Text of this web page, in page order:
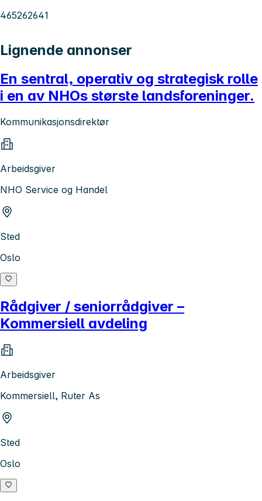
465262641
Lignende annonser
En sentral, operativ og strategisk rolle
i en av NHOs største landsforeninger.
Kommunikasjonsdirektør
Arbeidsgiver
NHO Service og Handel
Sted
Oslo
Rådgiver / seniorrådgiver –
Kommersiell avdeling
Arbeidsgiver
Kommersiell, Ruter As
Sted
Oslo